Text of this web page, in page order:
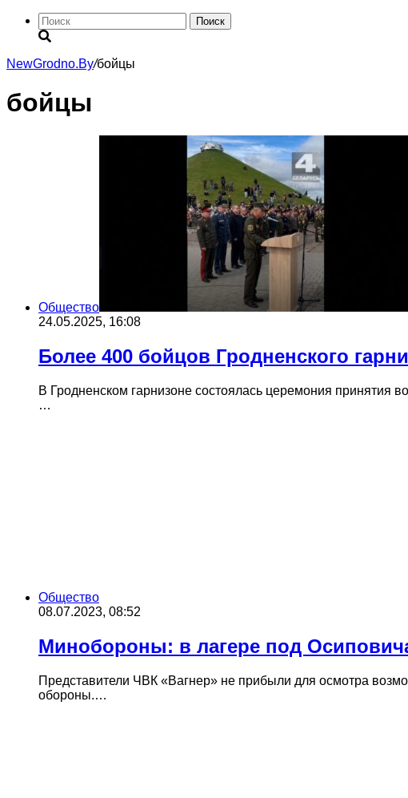
Поиск
NewGrodno.By/бойцы
бойцы
Общество
24.05.2025, 16:08
Более 400 бойцов Гродненского
В Гродненском гарнизоне состоялась церемония принятия
…
Общество
08.07.2023, 08:52
Минобороны: в лагере под
Представители ЧВК «Вагнер» не прибыли для осмотра
обороны.…